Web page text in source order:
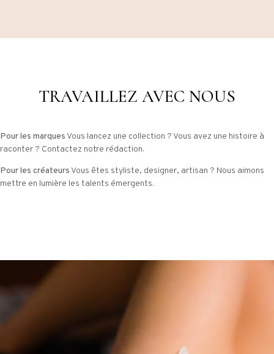
TRAVAILLEZ AVEC NOUS
Pour les marques Vous lancez une collection ? Vous avez une histoire à
raconter ? Contactez notre rédaction.
Pour les créateurs Vous êtes styliste, designer, artisan ? Nous aimons
mettre en lumière les talents émergents.